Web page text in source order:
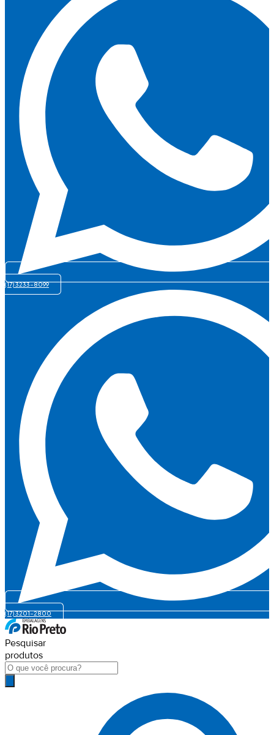
(17) 3233-8099
(17) 3201-2800
Pesquisar
produtos